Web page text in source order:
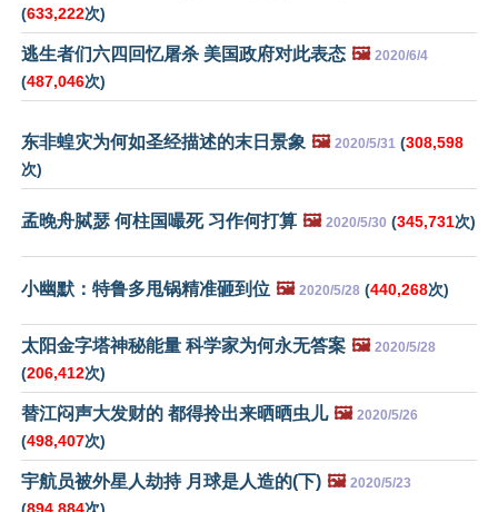
(633,222次)
逃生者们六四回忆屠杀 美国政府对此表态 🖼️ 2020/6/4
(487,046次)
东非蝗灾为何如圣经描述的末日景象 🖼️ 2020/5/31 (308,598
次)
孟晚舟脦瑟 何柱国嘬死 习作何打算 🖼️ 2020/5/30 (345,731次)
小幽默：特鲁多甩锅精准砸到位 🖼️ 2020/5/28 (440,268次)
太阳金字塔神秘能量 科学家为何永无答案 🖼️ 2020/5/28
(206,412次)
替江闷声大发财的 都得拎出来晒晒虫儿 🖼️ 2020/5/26
(498,407次)
宇航员被外星人劫持 月球是人造的(下) 🖼️ 2020/5/23